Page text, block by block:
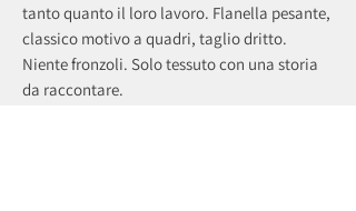
tanto quanto il loro lavoro. Flanella pesante,
classico motivo a quadri, taglio dritto.
Niente fronzoli. Solo tessuto con una storia
da raccontare.